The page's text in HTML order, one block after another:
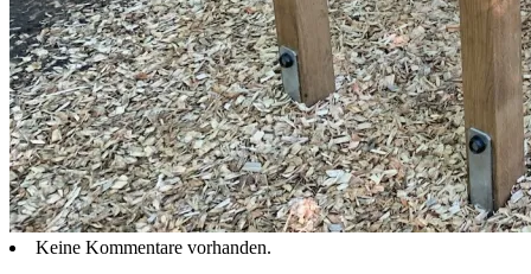
Keine Kommentare vorhanden.